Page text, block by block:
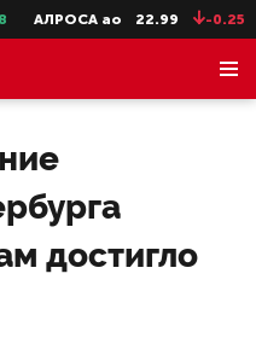
АЛРОСА ао 22.99 -0.25
достигло